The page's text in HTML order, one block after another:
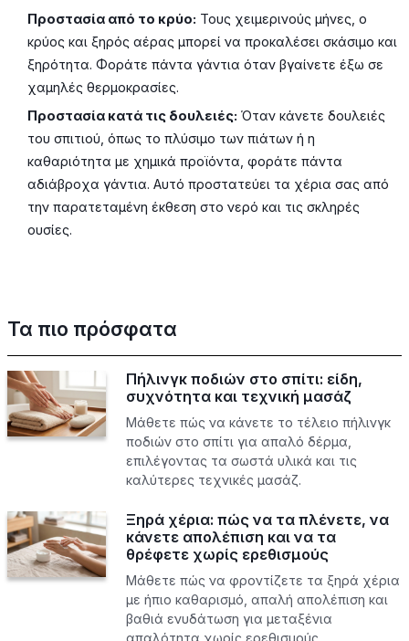
Προστασία από το κρύο: Τους χειμερινούς μήνες, ο
κρύος και ξηρός αέρας μπορεί να προκαλέσει σκάσιμο και
ξηρότητα. Φοράτε πάντα γάντια όταν βγαίνετε έξω σε
χαμηλές θερμοκρασίες.
Προστασία κατά τις δουλειές: Όταν κάνετε δουλειές
του σπιτιού, όπως το πλύσιμο των πιάτων ή η
καθαριότητα με χημικά προϊόντα, φοράτε πάντα
αδιάβροχα γάντια. Αυτό προστατεύει τα χέρια σας από
την παρατεταμένη έκθεση στο νερό και τις σκληρές
ουσίες.
Τα πιο πρόσφατα
Πήλινγκ ποδιών στο σπίτι: είδη,
συχνότητα και τεχνική μασάζ
Μάθετε πώς να κάνετε το τέλειο πήλινγκ
ποδιών στο σπίτι για απαλό δέρμα,
επιλέγοντας τα σωστά υλικά και τις
καλύτερες τεχνικές μασάζ.
Ξηρά χέρια: πώς να τα πλένετε, να
κάνετε απολέπιση και να τα
θρέφετε χωρίς ερεθισμούς
Μάθετε πώς να φροντίζετε τα ξηρά χέρια
με ήπιο καθαρισμό, απαλή απολέπιση και
βαθιά ενυδάτωση για μεταξένια
απαλότητα χωρίς ερεθισμούς.